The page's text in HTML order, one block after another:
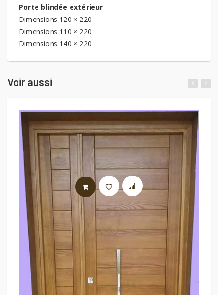
Porte blindée extérieur
Dimensions 120 × 220
Dimensions 110 × 220
Dimensions 140 × 220
Voir aussi
LIRE LA SUITE